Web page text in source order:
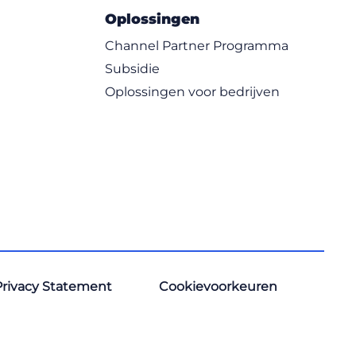
Oplossingen
Channel Partner Programma
Subsidie
Oplossingen voor bedrijven
Statement Cookievoorkeuren